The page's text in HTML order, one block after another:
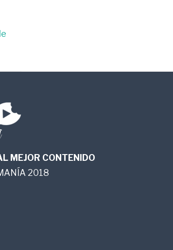
MEJOR CONTENIDO
2018